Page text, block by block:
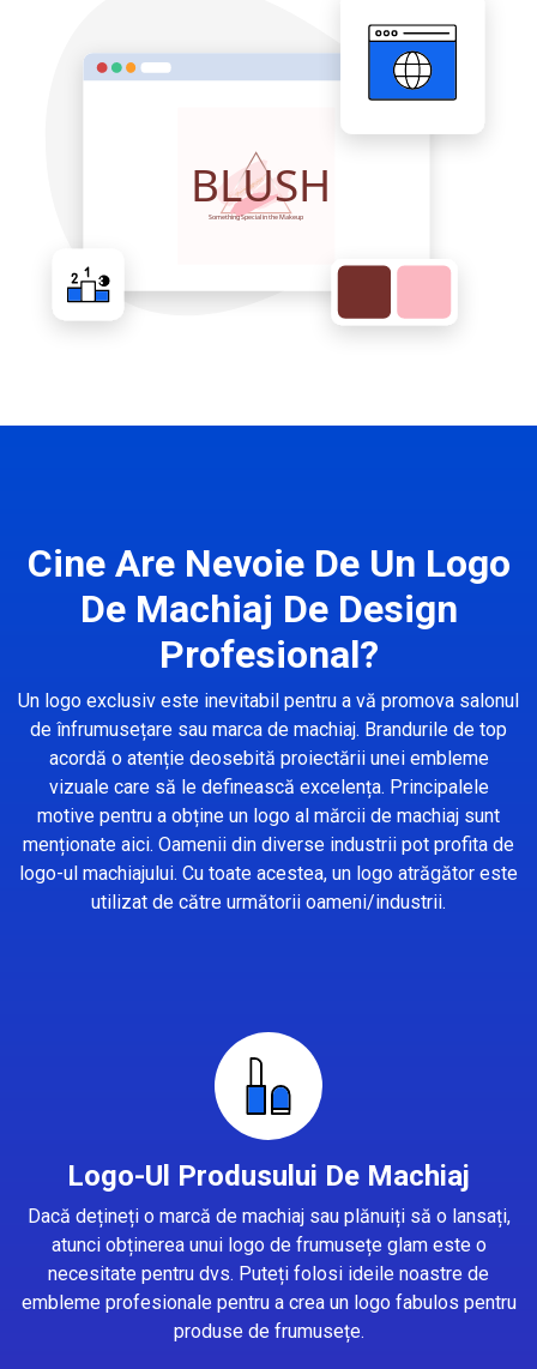
Cine Are Nevoie De Un Logo
De Machiaj De Design
Profesional?
Un logo exclusiv este inevitabil pentru a vă promova salonul
de înfrumusețare sau marca de machiaj. Brandurile de top
acordă o atenție deosebită proiectării unei embleme
vizuale care să le definească excelența. Principalele
motive pentru a obține un logo al mărcii de machiaj sunt
menționate aici. Oamenii din diverse industrii pot profita de
logo-ul machiajului. Cu toate acestea, un logo atrăgător este
utilizat de către următorii oameni/industrii.
Logo-Ul Produsului De Machiaj
Dacă dețineți o marcă de machiaj sau plănuiți să o lansați,
atunci obținerea unui logo de frumusețe glam este o
necesitate pentru dvs. Puteți folosi ideile noastre de
embleme profesionale pentru a crea un logo fabulos pentru
produse de frumusețe.